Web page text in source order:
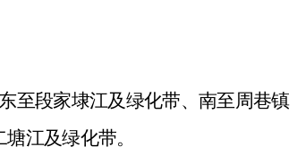
东至段家埭江及绿化带、南至周巷镇
江及绿化带。